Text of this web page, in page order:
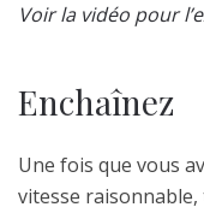
Voir la vidéo pour
Enchaînez
Une fois que vous
vitesse raisonnable,